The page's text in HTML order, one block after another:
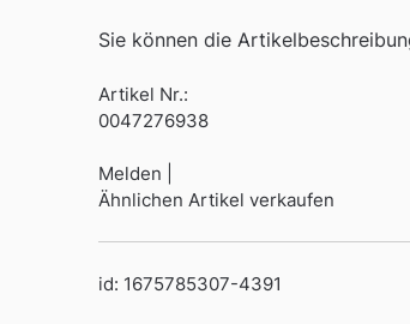
Sie können die
Artikel Nr.:
0047276938
Melden |
Ähnlichen Artikel verkaufen
id: 1675785307-4391